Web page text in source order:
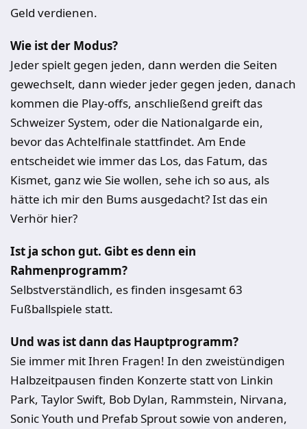
Geld verdienen.
Wie ist der Modus?
Jeder spielt gegen jeden, dann werden die Seiten
gewechselt, dann wieder jeder gegen jeden, danach
kommen die Play-offs, anschließend greift das
Schweizer System, oder die Nationalgarde ein,
bevor das Achtelfinale stattfindet. Am Ende
entscheidet wie immer das Los, das Fatum, das
Kismet, ganz wie Sie wollen, sehe ich so aus, als
hätte ich mir den Bums ausgedacht? Ist das ein
Verhör hier?
Ist ja schon gut. Gibt es denn ein
Rahmenprogramm?
Selbstverständlich, es finden insgesamt 63
Fußballspiele statt.
Und was ist dann das Hauptprogramm?
Sie immer mit Ihren Fragen! In den zweistündigen
Halbzeitpausen finden Konzerte statt von Linkin
Park, Taylor Swift, Bob Dylan, Rammstein, Nirvana,
Sonic Youth und Prefab Sprout sowie von anderen,